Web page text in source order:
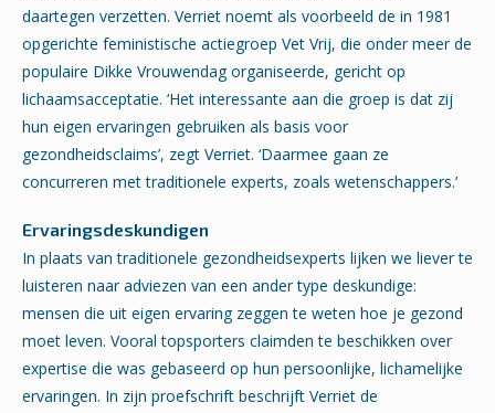
daartegen verzetten. Verriet noemt als voorbeeld de in 1981
opgerichte feministische actiegroep Vet Vrij, die onder meer de
populaire Dikke Vrouwendag organiseerde, gericht op
lichaamsacceptatie. ‘Het interessante aan die groep is dat zij
hun eigen ervaringen gebruiken als basis voor
gezondheidsclaims’, zegt Verriet. ‘Daarmee gaan ze
concurreren met traditionele experts, zoals wetenschappers.’
Ervaringsdeskundigen
In plaats van traditionele gezondheidsexperts lijken we liever te
luisteren naar adviezen van een ander type deskundige:
mensen die uit eigen ervaring zeggen te weten hoe je gezond
moet leven. Vooral topsporters claimden te beschikken over
expertise die was gebaseerd op hun persoonlijke, lichamelijke
ervaringen. In zijn proefschrift beschrijft Verriet de